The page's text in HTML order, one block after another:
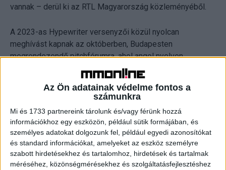
Az Ön adatainak védelme fontos a
számunkra
Mi és 1733 partnereink tárolunk és/vagy férünk hozzá
információkhoz egy eszközön, például sütik formájában, és
személyes adatokat dolgozunk fel, például egyedi azonosítókat
és standard információkat, amelyeket az eszköz személyre
szabott hirdetésekhez és tartalomhoz, hirdetések és tartalmak
méréséhez, közönségmérésekhez és szolgáltatásfejlesztéshez
vannak – derül ki az RTL Magyarország közleményéből.
A 2023-as Hypewriter versenyzői közül nyolcan
meghívást kapnak az októberben, Budapesten
megrendezendő pitchfórumra, ahol angol nyelven,
nemzetközi zsűri előtt mutathatják be ötleteiket. A tét
óriási, hiszen itt dől majd el, hogy ki nyeri a 10.000 eurós
fődíjat és a lehetőséget, hogy pályaművéből a Paprika
az RTL Magyarország jóvoltából nagyközönség elé is
Az eddigi díjazottak